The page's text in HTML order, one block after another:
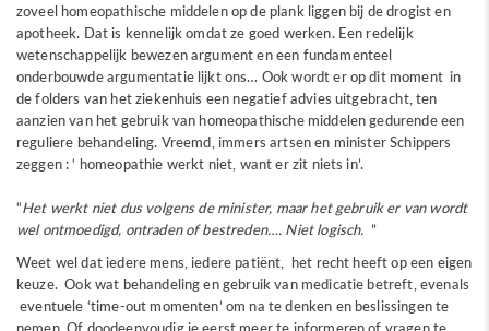
zoveel homeopathische middelen op de plank liggen bij de drogist en
apotheek. Dat is kennelijk omdat ze goed werken. Een redelijk
wetenschappelijk bewezen argument en een fundamenteel
onderbouwde argumentatie lijkt ons… Ook wordt er op dit moment in
de folders van het ziekenhuis een negatief advies uitgebracht, ten
aanzien van het gebruik van homeopathische middelen gedurende een
reguliere behandeling. Vreemd, immers artsen en minister Schippers
zeggen : ‘ homeopathie werkt niet, want er zit niets in’.
Het werkt niet dus volgens de minister, maar het gebruik er van wordt
wel ontmoedigd, ontraden of bestreden…. Niet logisch.
Weet wel dat iedere mens, iedere patiënt, het recht heeft op een eigen
keuze. Ook wat behandeling en gebruik van medicatie betreft, evenals
eventuele ‘time-out momenten’ om na te denken en beslissingen te